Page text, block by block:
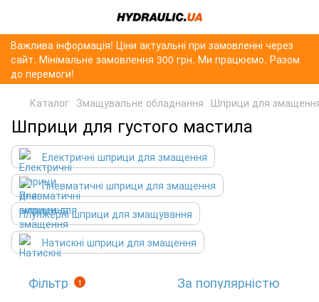
Важлива інформація! Ціни актуальні при замовленні через
сайт. Мінімальне замовлення 300 грн. Ми працюємо. Разом
до перемоги!
Каталог Змащувальне обладнання Шприци для
Шприци для густого мастила
Електричні шприци для змащення
Пневматичні шприци для змащення
Плунжерні шприци для змащування
Натискні шприци для змащення
Фільтр 1 За популярністю